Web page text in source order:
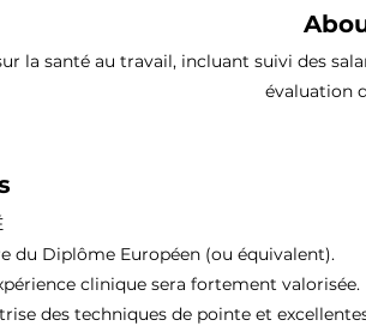
la santé au travail, incluant suivi des
évaluation
du Diplôme Européen (ou équivalent).
clinique sera fortement valorisée.
des techniques de pointe et